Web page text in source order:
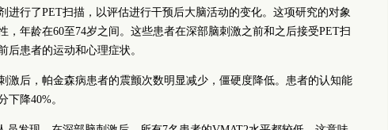
进行了PET扫描，以评估进行干预后大脑活动的变化。这项研究的对象
，年龄在60至74岁之间。这些患者在深部脑刺激之前和之后接受PET扫
后患者的运动和心理症状。
激后，帕金森病患者的震颤次数明显减少，僵硬度降低。患者的认知能
下降40%。